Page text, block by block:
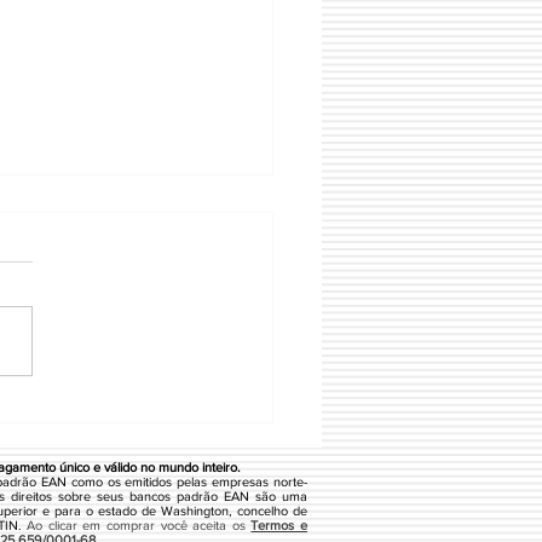
único e válido no mundo inteiro.
EAN como os emitidos pelas empresas norte-
sobre seus bancos padrão EAN são uma
e para o estado de Washington, concelho de
Ao clicar em comprar você aceita osTermos e